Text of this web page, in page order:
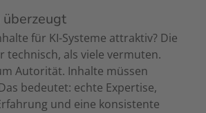
für KI-Systeme attraktiv? Die
technisch, als viele vermuten.
Autorität. Inhalte müssen
bedeutet: echte Expertise,
und eine konsistente